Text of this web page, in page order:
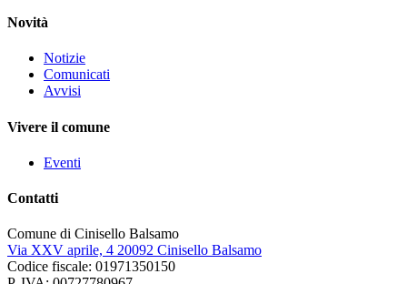
Novità
Notizie
Comunicati
Avvisi
Vivere il comune
Eventi
Contatti
Comune di Cinisello Balsamo
Via XXV aprile, 4 20092 Cinisello Balsamo
Codice fiscale: 01971350150